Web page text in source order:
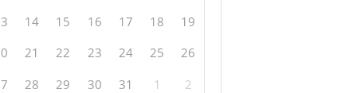
14 15 16 17 18
19
21 22 23 24 25
26
28 29 30 31 1 2